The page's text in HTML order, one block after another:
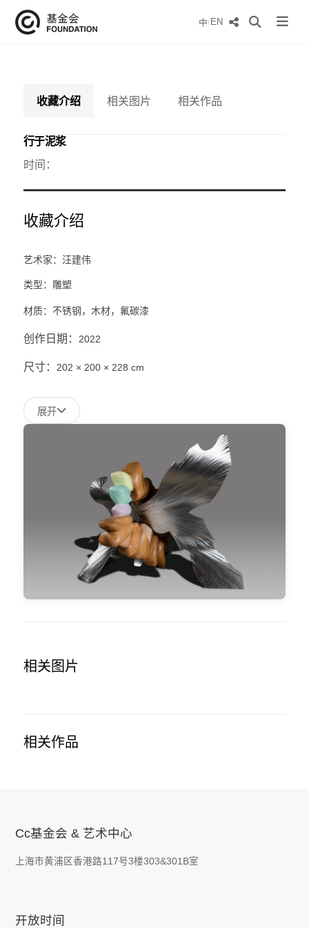
中/EN
收藏介绍 相关图片 相关作品
行于泥浆
时间：
收藏介绍
艺术家：汪建伟
类型：雕塑
材质：不锈钢，木材，氟碳漆
创作日期： 2022
尺寸： 202 × 200 × 228 cm
展开
相关图片
相关作品
Cc基金会 & 艺术中心
上海市黄浦区香港路117号3楼303&301B室
开放时间